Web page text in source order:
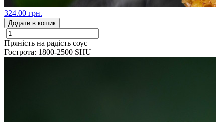
324.00 грн.
Додати в кошик
Пряність на радість соус
Гострота: 1800-2500 SHU